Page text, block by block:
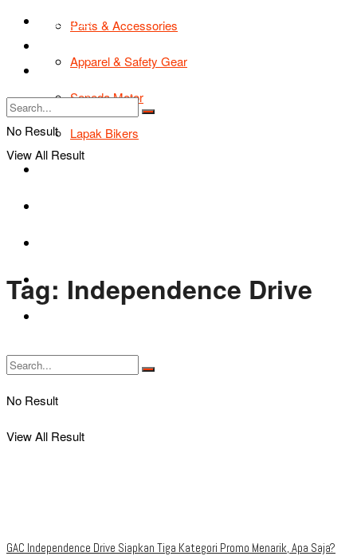
Parts & Accessories
Apparel & Safety Gear
Sepeda Motor
Lapak Bikers
Bikers Cars
No Result
View All Result
TIPS & TRIK
Tentang Kami
No Result
View All Result
Tag: Independence Drive
GAC Independence Drive Siapkan Tiga Kategori Promo Menarik, Apa Saja?